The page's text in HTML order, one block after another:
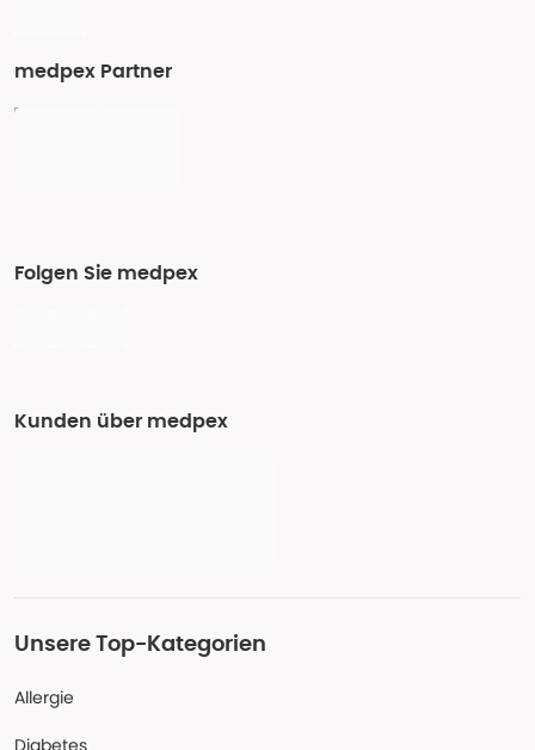
medpex Partner
Folgen Sie medpex
Kunden über medpex
Unsere Top-Kategorien
Allergie